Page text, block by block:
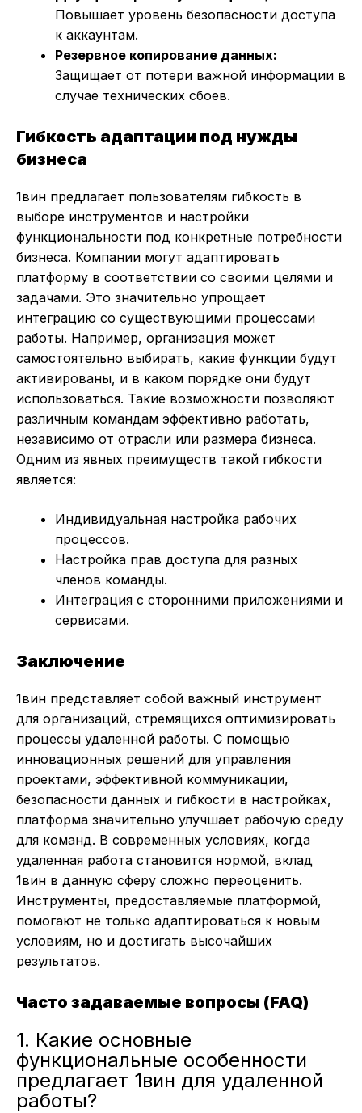
Повышает уровень безопасности доступа
к аккаунтам.
Резервное копирование данных:
Защищает от потери важной информации в
случае технических сбоев.
Гибкость адаптации под нужды
бизнеса
1вин предлагает пользователям гибкость в
выборе инструментов и настройки
функциональности под конкретные потребности
бизнеса. Компании могут адаптировать
платформу в соответствии со своими целями и
задачами. Это значительно упрощает
интеграцию со существующими процессами
работы. Например, организация может
самостоятельно выбирать, какие функции будут
активированы, и в каком порядке они будут
использоваться. Такие возможности позволяют
различным командам эффективно работать,
независимо от отрасли или размера бизнеса.
Одним из явных преимуществ такой гибкости
является:
Индивидуальная настройка рабочих
процессов.
Настройка прав доступа для разных
членов команды.
Интеграция с сторонними приложениями и
сервисами.
Заключение
1вин представляет собой важный инструмент
для организаций, стремящихся оптимизировать
процессы удаленной работы. С помощью
инновационных решений для управления
проектами, эффективной коммуникации,
безопасности данных и гибкости в настройках,
платформа значительно улучшает рабочую среду
для команд. В современных условиях, когда
удаленная работа становится нормой, вклад
1вин в данную сферу сложно переоценить.
Инструменты, предоставляемые платформой,
помогают не только адаптироваться к новым
условиям, но и достигать высочайших
результатов.
Часто задаваемые вопросы (FAQ)
1. Какие основные
функциональные особенности
предлагает 1вин для удаленной
работы?